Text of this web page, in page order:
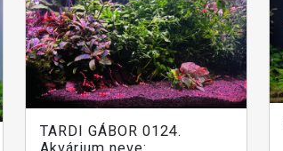
TARDI GÁBOR 0124.